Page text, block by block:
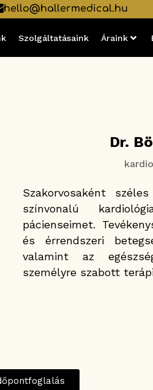
hello@hallermedical.hu
Szolgáltatásaink Áraink
Dr.
Szakorvosaként
színvonalú
pácienseimet.
és érrendszeri
valamint az
személyre szabott